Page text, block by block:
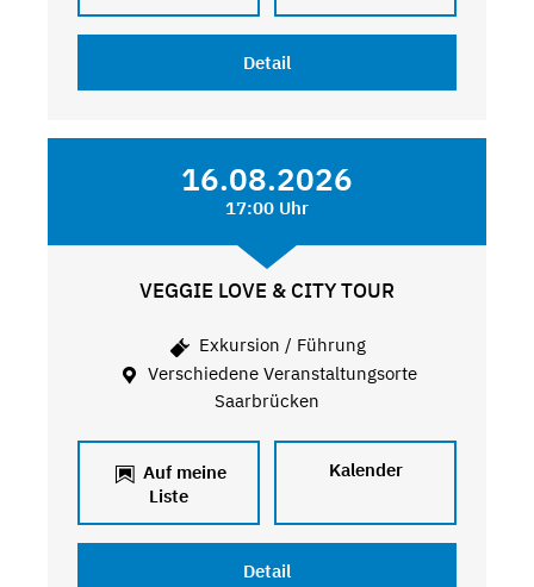
Detail
16.08.2026
17:00 Uhr
VEGGIE LOVE & CITY TOUR
Exkursion / Führung
Verschiedene Veranstaltungsorte
Saarbrücken
Auf meine
Liste
Kalender
Detail